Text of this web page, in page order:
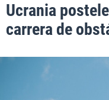
Ucrania
carrera de